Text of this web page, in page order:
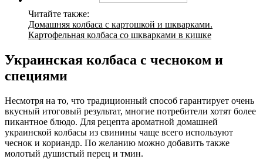
Читайте также:
Домашняя колбаса с картошкой и шкварками.
Картофельная колбаса со шкварками в кишке
Украинская колбаса с чесноком и
специями
Несмотря на то, что традиционный способ гарантирует очень
вкусный итоговый результат, многие потребители хотят более
пикантное блюдо. Для рецепта ароматной домашней
украинской колбасы из свинины чаще всего используют
чеснок и кориандр. По желанию можно добавить также
молотый душистый перец и тмин.